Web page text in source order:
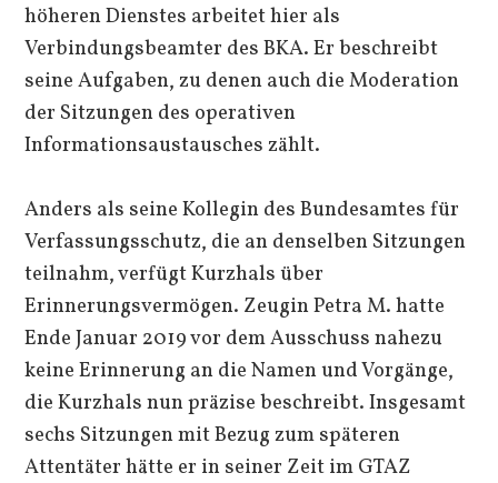
höheren Dienstes arbeitet hier als
Verbindungsbeamter des BKA. Er beschreibt
seine Aufgaben, zu denen auch die Moderation
der Sitzungen des operativen
Informationsaustausches zählt.
Anders als seine Kollegin des Bundesamtes für
Verfassungsschutz, die an denselben Sitzungen
teilnahm, verfügt Kurzhals über
Erinnerungsvermögen. Zeugin Petra M. hatte
Ende Januar 2019 vor dem Ausschuss nahezu
keine Erinnerung an die Namen und Vorgänge,
die Kurzhals nun präzise beschreibt. Insgesamt
sechs Sitzungen mit Bezug zum späteren
Attentäter hätte er in seiner Zeit im GTAZ